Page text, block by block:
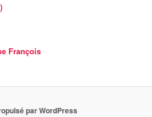
François
par WordPress